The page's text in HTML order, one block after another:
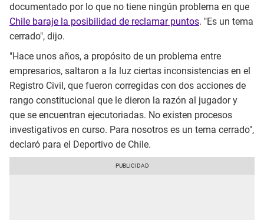
documentado por lo que no tiene ningún problema en que
Chile baraje la posibilidad de reclamar puntos. "Es un tema
cerrado", dijo.
"Hace unos años, a propósito de un problema entre
empresarios, saltaron a la luz ciertas inconsistencias en el
Registro Civil, que fueron corregidas con dos acciones de
rango constitucional que le dieron la razón al jugador y
que se encuentran ejecutoriadas. No existen procesos
investigativos en curso. Para nosotros es un tema cerrado",
declaró para el Deportivo de Chile.